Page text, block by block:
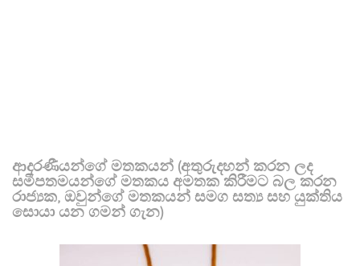
ආදරණීයන්ගේ මතකයන් (අතුරුදහන් කරන ලද
සමීපතමයන්ගේ මතකය අමතක කිරීමට බල කරන
රාජ්‍යක, ඔවුන්ගේ මතකයන් සමග සත්‍ය සහ යුක්තිය
සොයා යන ගමන් ගැන)